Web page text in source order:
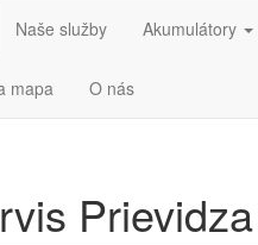
Naše služby Akumulátory
mapa O nás
Prievidza